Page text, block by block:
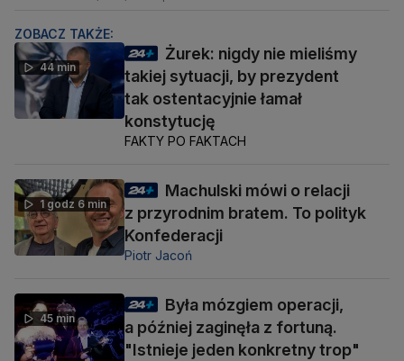
ZOBACZ TAKŻE:
44 min
Żurek: nigdy nie mieliśmy
takiej sytuacji, by prezydent
tak ostentacyjnie łamał
konstytucję
FAKTY PO FAKTACH
1 godz 6 min
Machulski mówi o relacji
z przyrodnim bratem. To polityk
Konfederacji
Piotr Jacoń
45 min
Była mózgiem operacji,
a później zaginęła z fortuną.
"Istnieje jeden konkretny trop"